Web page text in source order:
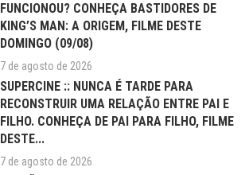
FUNCIONOU? CONHEÇA BASTIDORES DE
KING’S MAN: A ORIGEM, FILME DESTE
DOMINGO (09/08)
7 de agosto de 2026
SUPERCINE :: NUNCA É TARDE PARA
RECONSTRUIR UMA RELAÇÃO ENTRE PAI E
FILHO. CONHEÇA DE PAI PARA FILHO, FILME
DESTE...
7 de agosto de 2026